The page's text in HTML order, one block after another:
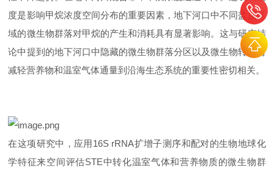
度是影响甲烷浓度空间分布的重要因素，地下河口中不同盐度区
域的微生物群落对甲烷的产生和消耗具有显著影响。这与研究结
论中提到的地下河口中隐藏的微生物群落分区以及微生物转化对
减轻营养物和温室气体通量到沿海生态系统的重要性密切相关。
在这项研究中，应用16S rRNA扩增子测序和配对的生物地球化
学特征来空间评估STE中转化温室气体和营养物质的微生物群